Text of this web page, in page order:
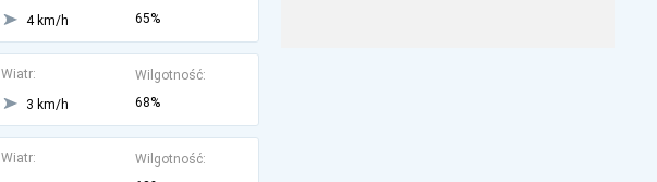
4 km/h
65%
Wiatr:
3 km/h
Wilgotność:
68%
Wiatr:
Wilgotność: